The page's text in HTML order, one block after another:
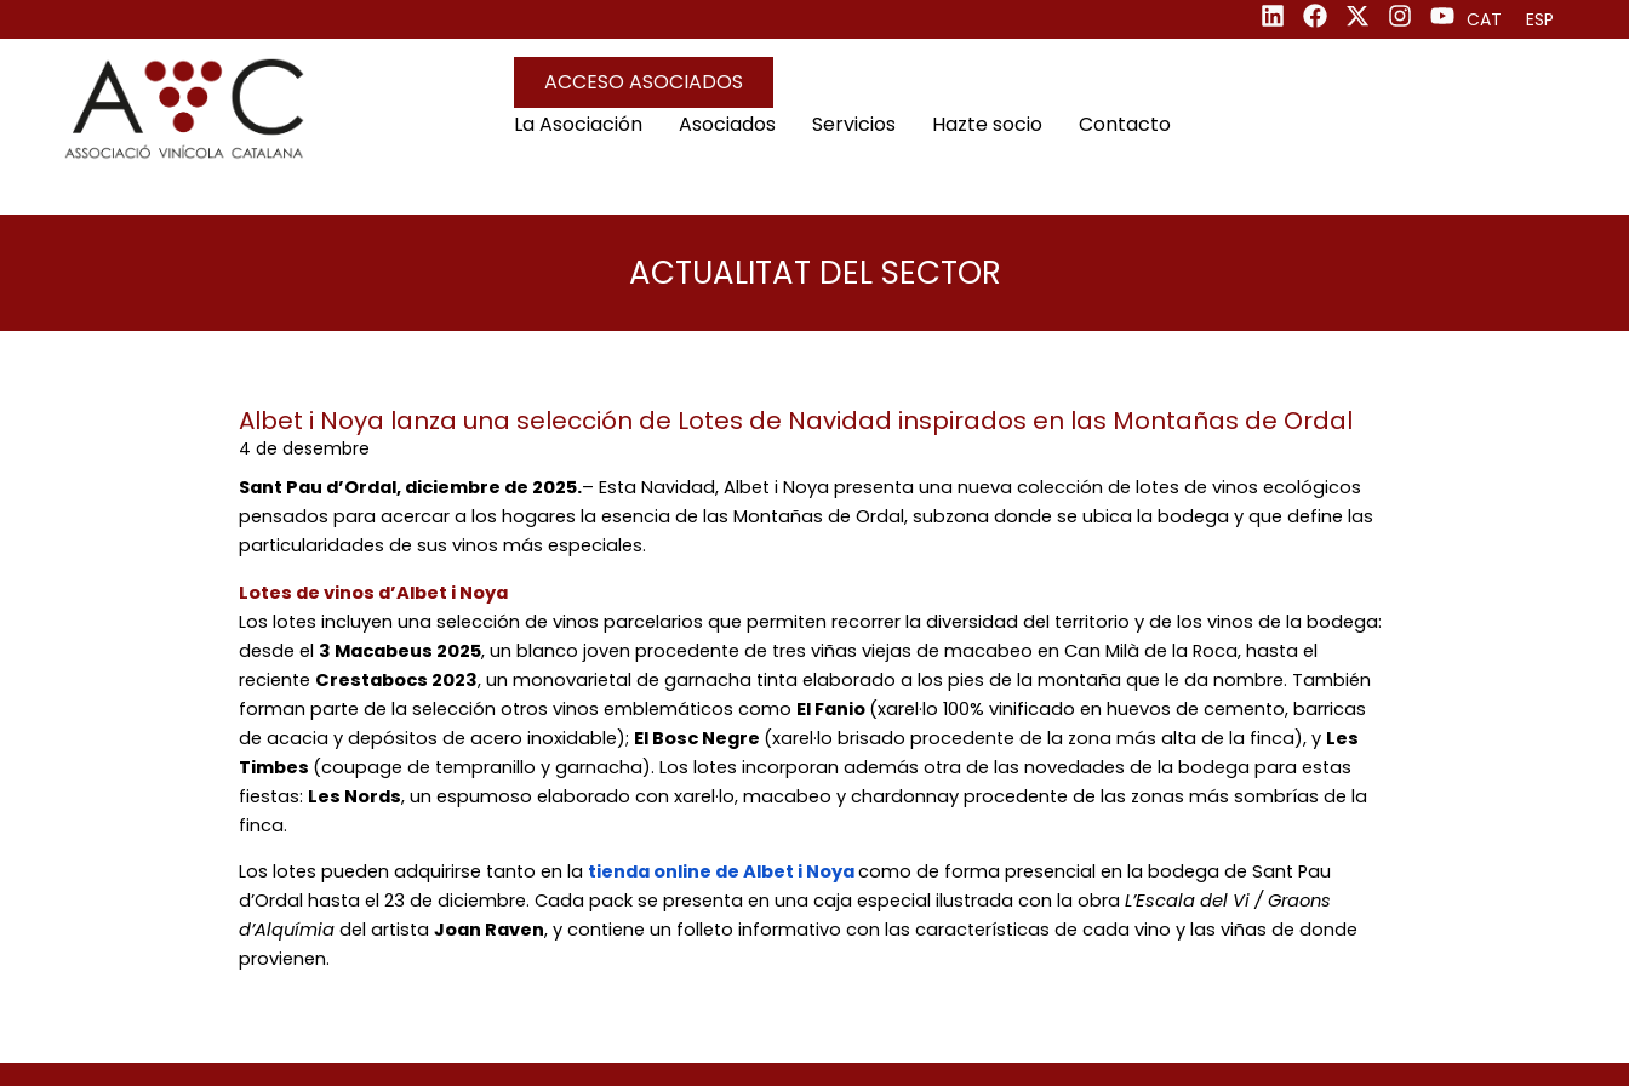
CAT ESP
ACCESO ASOCIADOS
La Asociación
Asociados Servicios Hazte socio Contacto
ACTUALITAT DEL SECTOR
Albet i Noya lanza una selección de Lotes de Navidad inspirados en las Montañas de Ordal
4 de desembre
Sant Pau d’Ordal, diciembre de 2025.– Esta Navidad, Albet i Noya presenta una nueva colección de lotes de vinos ecológicos
pensados para acercar a los hogares la esencia de las Montañas de Ordal, subzona donde se ubica la bodega y que define las
particularidades de sus vinos más especiales.
Lotes de vinos d’Albet i Noya
Los lotes incluyen una selección de vinos parcelarios que permiten recorrer la diversidad del territorio y de los vinos de la bodega:
desde el 3 Macabeus 2025, un blanco joven procedente de tres viñas viejas de macabeo en Can Milà de la Roca, hasta el
reciente Crestabocs 2023, un monovarietal de garnacha tinta elaborado a los pies de la montaña que le da nombre. También
forman parte de la selección otros vinos emblemáticos como El Fanio (xarel·lo 100% vinificado en huevos de cemento, barricas
de acacia y depósitos de acero inoxidable); El Bosc Negre (xarel·lo brisado procedente de la zona más alta de la finca), y Les
Timbes (coupage de tempranillo y garnacha). Los lotes incorporan además otra de las novedades de la bodega para estas
fiestas: Les Nords, un espumoso elaborado con xarel·lo, macabeo y chardonnay procedente de las zonas más sombrías de la
finca.
Los lotes pueden adquirirse tanto en la tienda online de Albet i Noyacomo de forma presencial en la bodega de Sant Pau
d’Ordal hasta el 23 de diciembre. Cada pack se presenta en una caja especial ilustrada con la obra L’Escala del Vi / Graons
d’Alquímia del artista Joan Raven, y contiene un folleto informativo con las características de cada vino y las viñas de donde
provienen.